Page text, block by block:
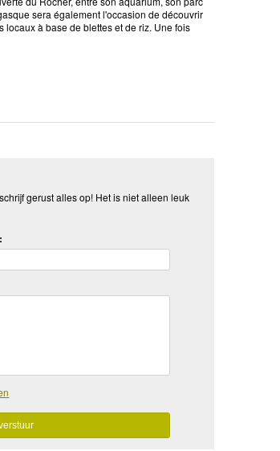
sera également l'occasion de découvrir
à base de blettes et de riz. Une fois
gerust alles op! Het is niet alleen leuk